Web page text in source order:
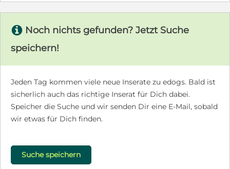
s Noch nichts gefunden? Jetzt Suche
speichern!
Jeden Tag kommen viele neue Inserate zu edogs. Bald ist
sicherlich auch das richtige Inserat für Dich dabei.
Speicher die Suche und wir senden Dir eine E-Mail, sobald
wir etwas für Dich finden.
Suche speichern